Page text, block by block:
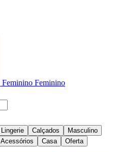
Feminino Feminino
Lingerie Calçados
Masculino
Acessórios Casa Oferta